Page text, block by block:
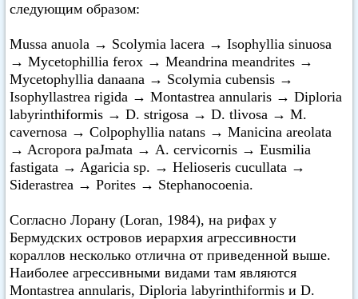
следующим образом:
Mussa anuola → Scolymia lacera → Isophyllia sinuosa
→ Mycetophillia ferox → Meandrina meandrites →
Mycetophyllia danaana → Scolymia cubensis →
Isophyllastrea rigida → Montastrea annularis → Diploria
labyrinthiformis → D. strigosa → D. tlivosa → М.
cavernosa → Colpophyllia natans → Manicina areolata
→ Acropora paJmata → А. cervicornis → Eusmilia
fastigata → Agaricia sp. → Helioseris cucullata →
Siderastrea → Porites → Stephanocoenia.
Согласно Лорану (Loran, 1984), на рифах у
Бермудских островов иерархия агрессивности
кораллов несколько отлична от приведенной выше.
Наиболее агрессивными видами там являются
Montastrea annularis, Diploria labyrinthiformis и D.